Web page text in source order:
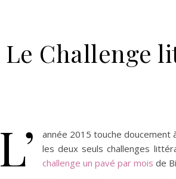
Le Challenge
L’
année 2015 touche doucement
les deux seuls challenges
challenge un pavé par mois de